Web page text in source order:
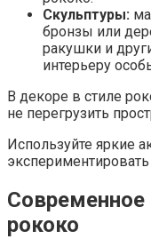
Скульптуры:
бронзы или
ракушки и
интерьеру
В декоре в стиле
не перегрузить
Используйте яркие
Современное
рококо